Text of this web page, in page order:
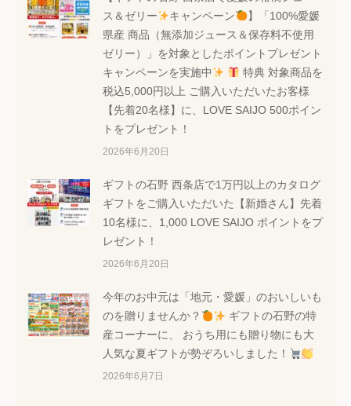
ス＆ゼリー
キャンペーン
】「100%愛媛
県産 商品（無添加ジュース＆保存料不使用
ゼリー）」を対象としたポイントプレゼント
キャンペーンを実施中
特典 対象商品を
税込5,000円以上 ご購入いただいたお客様
【先着20名様】に、LOVE SAIJO 500ポイン
トをプレゼント！
2026年6月20日
ギフトの石野 西条店で1万円以上のカタログ
ギフトをご購入いただいた【新婚さん】先着
10名様に、1,000 LOVE SAIJO ポイントをプ
レゼント！
2026年6月20日
今年のお中元は「地元・愛媛」のおいしいも
のを贈りませんか？
ギフトの石野の特
産コーナーに、 おうち用にも贈り物にも大
人気な夏ギフトが勢ぞろいしました！
2026年6月7日